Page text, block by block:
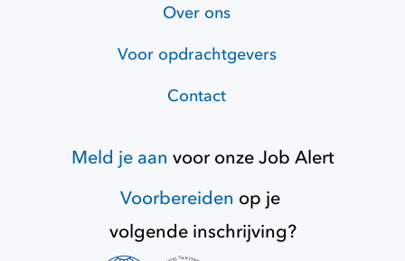
Over ons
Voor opdrachtgevers
Contact
Meld je aan voor onzeJob Alert
Voorbereiden op je
volgende inschrijving?